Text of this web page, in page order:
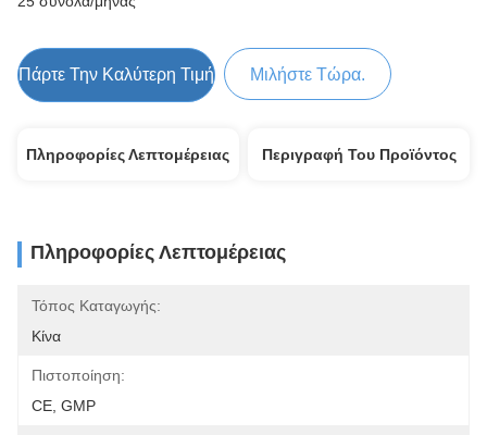
Πάρτε Την Καλύτερη Τιμή Μιλήστε Τώρα.
Πληροφορίες Λεπτομέρειας Περιγραφή Του Προϊόντος
Πληροφορίες Λεπτομέρειας
Τόπος Καταγωγής:
Κίνα
Πιστοποίηση:
CE, GMP